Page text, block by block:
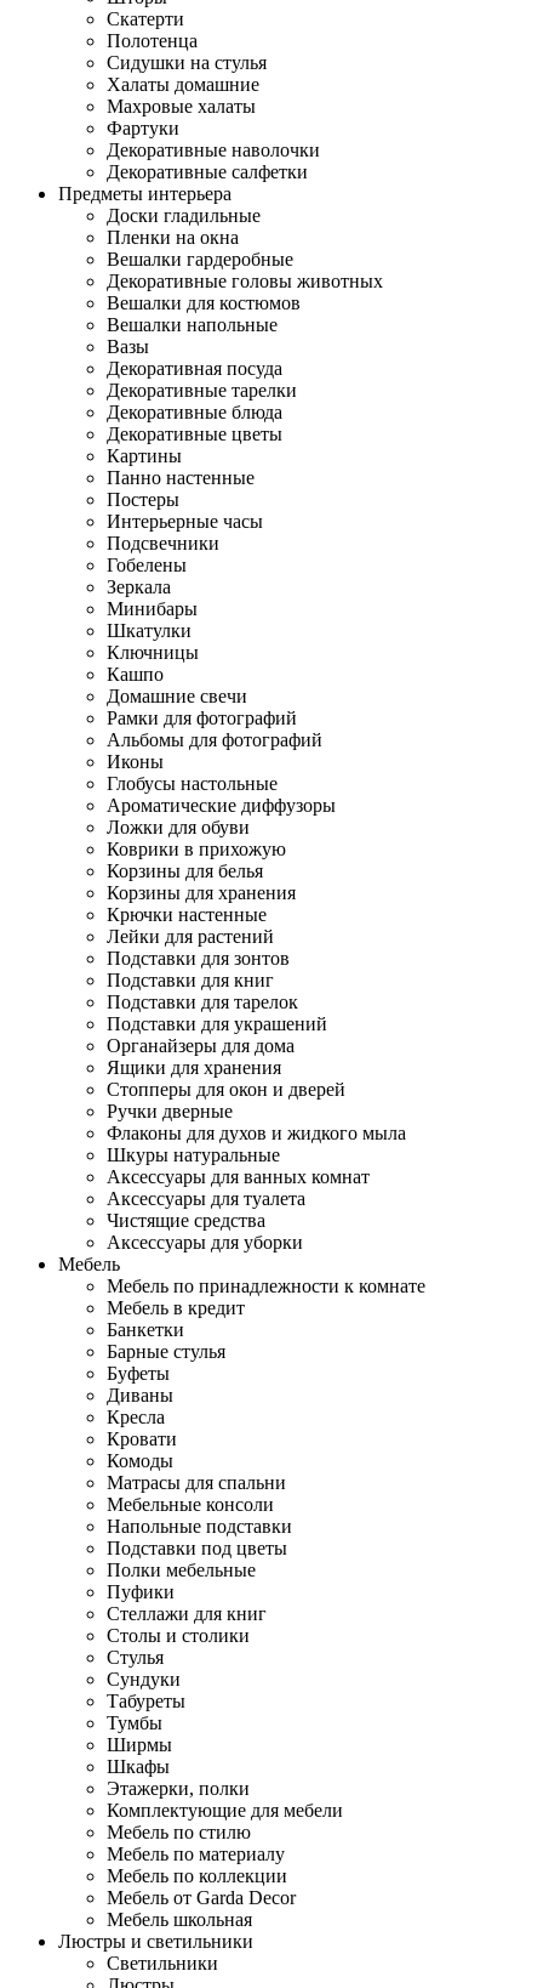
Скатерти
Полотенца
Сидушки на стулья
Халаты домашние
Махровые халаты
Фартуки
Декоративные наволочки
Декоративные салфетки
Предметы интерьера
Доски гладильные
Пленки на окна
Вешалки гардеробные
Декоративные головы животных
Вешалки для костюмов
Вешалки напольные
Вазы
Декоративная посуда
Декоративные тарелки
Декоративные блюда
Декоративные цветы
Картины
Панно настенные
Постеры
Интерьерные часы
Подсвечники
Гобелены
Зеркала
Минибары
Шкатулки
Ключницы
Кашпо
Домашние свечи
Рамки для фотографий
Альбомы для фотографий
Иконы
Глобусы настольные
Ароматические диффузоры
Ложки для обуви
Коврики в прихожую
Корзины для белья
Корзины для хранения
Крючки настенные
Лейки для растений
Подставки для зонтов
Подставки для книг
Подставки для тарелок
Подставки для украшений
Органайзеры для дома
Ящики для хранения
Стопперы для окон и дверей
Ручки дверные
Флаконы для духов и жидкого мыла
Шкуры натуральные
Аксессуары для ванных комнат
Аксессуары для туалета
Чистящие средства
Аксессуары для уборки
Мебель
Мебель по принадлежности к комнате
Мебель в кредит
Банкетки
Барные стулья
Буфеты
Диваны
Кресла
Кровати
Комоды
Матрасы для спальни
Мебельные консоли
Напольные подставки
Подставки под цветы
Полки мебельные
Пуфики
Стеллажи для книг
Столы и столики
Стулья
Сундуки
Табуреты
Тумбы
Ширмы
Шкафы
Этажерки, полки
Комплектующие для мебели
Мебель по стилю
Мебель по материалу
Мебель по коллекции
Мебель от Garda Decor
Мебель школьная
Люстры и светильники
Светильники